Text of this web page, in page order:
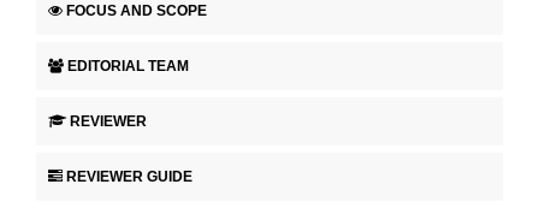
FOCUS AND SCOPE
EDITORIAL TEAM
REVIEWER
REVIEWER GUIDE